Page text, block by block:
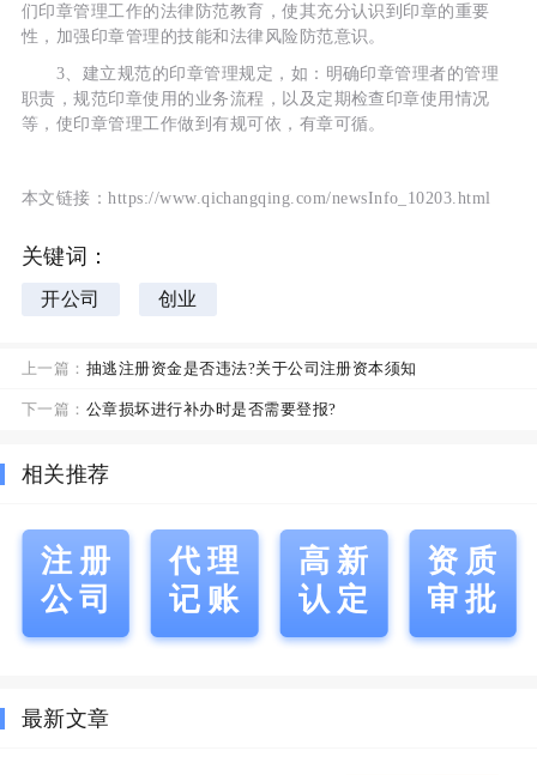
们印章管理工作的法律防范教育，使其充分认识到印章的重要
性，加强印章管理的技能和法律风险防范意识。
3、建立规范的印章管理规定，如：明确印章管理者的管理
职责，规范印章使用的业务流程，以及定期检查印章使用情况
等，使印章管理工作做到有规可依，有章可循。
本文链接：https://www.qichangqing.com/newsInfo_10203.html
关键词：
开公司 创业
上一篇： 抽逃注册资金是否违法?关于公司注册资本须知
下一篇： 公章损坏进行补办时是否需要登报?
相关推荐
注册
公司
代理
记账
高新
认定
资质
审批
最新文章